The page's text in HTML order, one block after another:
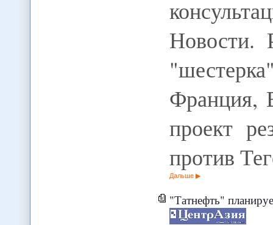
Новости.
Франция,
проект
против
Дальше
"Татнефть"